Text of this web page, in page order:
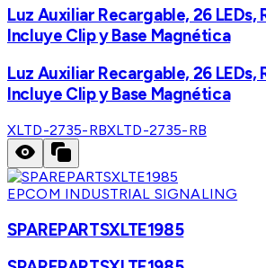
Luz Auxiliar Recargable, 26
Incluye Clip y Base Magnética
Luz Auxiliar Recargable, 26
Incluye Clip y Base Magnética
XLTD-2735-RBXLTD-2735-RB
EPCOM INDUSTRIAL SIGNALING
SPAREPARTSXLTE1985